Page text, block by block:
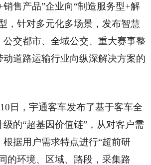
销售产品”企业向“制造服务型+解
，针对多元化多场景，发布智慧
公交都市、全域公交、重大赛事整
动道路运输行业向纵深解决方案的
日，宇通客车发布了基于客车全
的“超基因价值链”，从对客户需
据用户需求特点进行“超前研
的环境、区域、路段，采集路